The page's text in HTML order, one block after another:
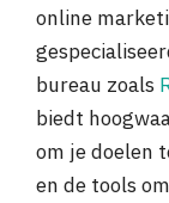
online
bureau zoals
biedt
om je doelen
en de tools